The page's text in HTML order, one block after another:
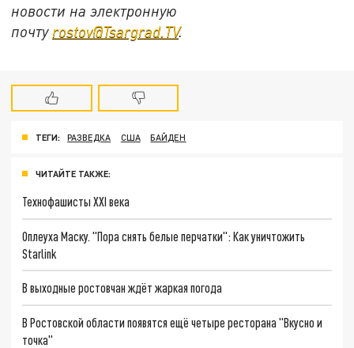
новости на электронную
почту rostov@Tsargrad.ТV.
ТЕГИ: РАЗВЕДКА США БАЙДЕН
ЧИТАЙТЕ ТАКЖЕ:
Технофашисты XXI века
Оплеуха Маску. "Пора снять белые перчатки": Как уничтожить
Starlink
В выходные ростовчан ждёт жаркая погода
В Ростовской области появятся ещё четыре ресторана "Вкусно и
точка"